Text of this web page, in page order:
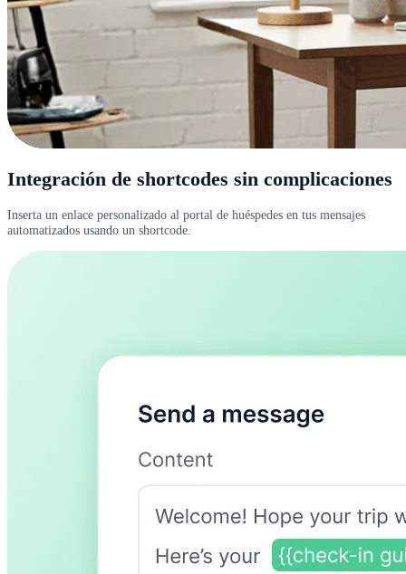
Integración de shortcodes sin complicaciones
Inserta un enlace personalizado al portal de huéspedes en tus mensajes
automatizados usando un shortcode.